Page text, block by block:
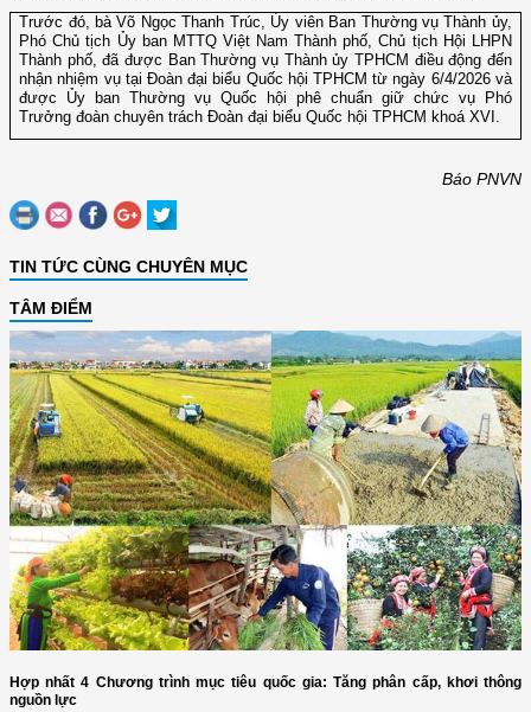
Trước đó, bà Võ Ngọc Thanh Trúc, Ủy viên Ban Thường vụ Thành ủy,
Phó Chủ tịch Ủy ban MTTQ Việt Nam Thành phố, Chủ tịch Hội LHPN
Thành phố, đã được Ban Thường vụ Thành ủy TPHCM điều động đến
nhận nhiệm vụ tại Đoàn đại biểu Quốc hội TPHCM từ ngày 6/4/2026 và
được Ủy ban Thường vụ Quốc hội phê chuẩn giữ chức vụ Phó
Trưởng đoàn chuyên trách Đoàn đại biểu Quốc hội TPHCM khoá XVI.
Báo PNVN
TIN TỨC CÙNG CHUYÊN MỤC
TÂM ĐIỂM
Hợp nhất 4 Chương trình mục tiêu quốc gia: Tăng phân cấp, khơi thông
nguồn lực